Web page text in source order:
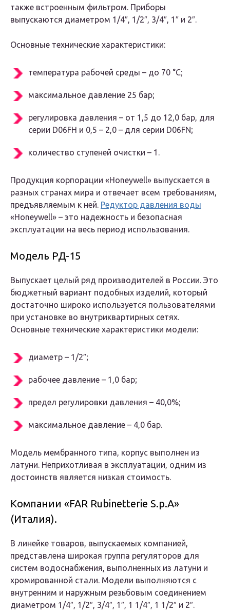
также встроенным фильтром. Приборы
выпускаются диаметром 1/4″, 1/2″, 3/4″, 1″ и 2″.
Основные технические характеристики:
температура рабочей среды – до 70 °С;
максимальное давление 25 бар;
регулировка давления – от 1,5 до 12,0 бар, для
серии D06FН и 0,5 – 2,0 – для серии D06FN;
количество ступеней очистки – 1.
Продукция корпорации «Honeywell» выпускается в
разных странах мира и отвечает всем требованиям,
предъявляемым к ней. Редуктор давления воды
«Honeywell» – это надежность и безопасная
эксплуатации на весь период использования.
Модель РД-15
Выпускает целый ряд производителей в России. Это
бюджетный вариант подобных изделий, который
достаточно широко используется пользователями
при установке во внутриквартирных сетях.
Основные технические характеристики модели:
диаметр – 1/2″;
рабочее давление – 1,0 бар;
предел регулировки давления – 40,0%;
максимальное давление – 4,0 бар.
Модель мембранного типа, корпус выполнен из
латуни. Неприхотливая в эксплуатации, одним из
достоинств является низкая стоимость.
Компании «FAR Rubinetterie S.p.A»
(Италия).
В линейке товаров, выпускаемых компанией,
представлена широкая группа регуляторов для
систем водоснабжения, выполненных из латуни и
хромированной стали. Модели выполняются с
внутренним и наружным резьбовым соединением
диаметром 1/4″, 1/2″, 3/4″, 1″, 1 1/4″, 1 1/2″ и 2″.